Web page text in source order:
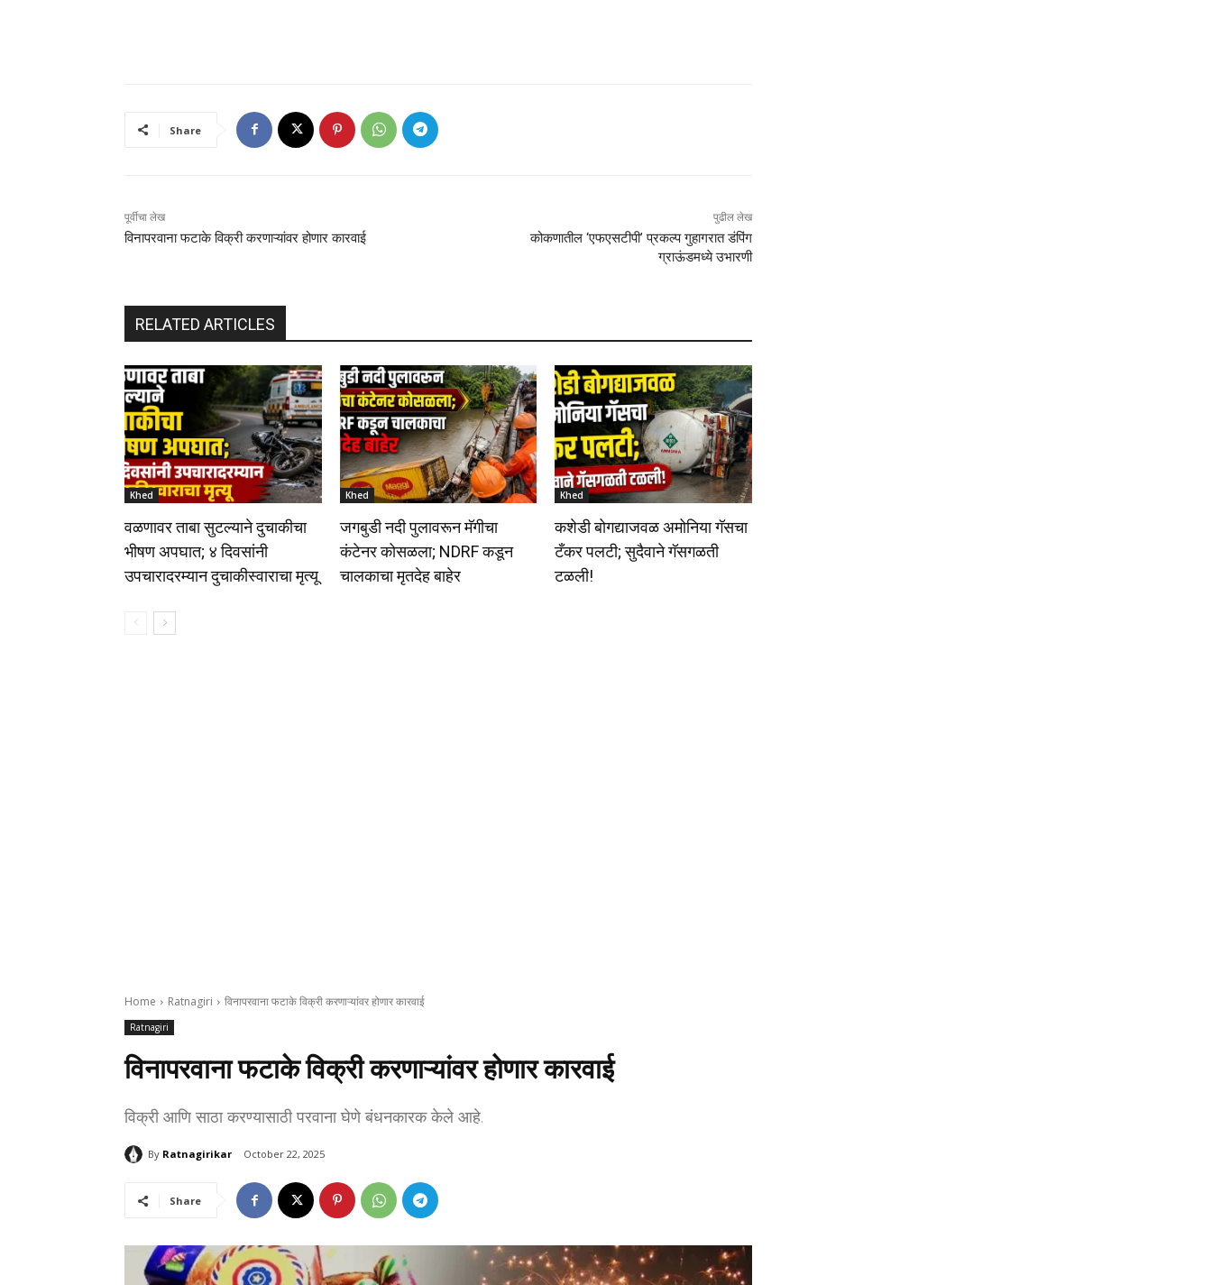
Share
पूर्वीचा लेख
विनापरवाना फटाके विक्री करणाऱ्यांवर होणार कारवाई
पुढील लेख
कोकणातील ‘एफएसटीपी’ प्रकल्प गुहागरात डंपिंग
ग्राऊंडमध्ये उभारणी
RELATED ARTICLES
Khed
वळणावर ताबा सुटल्याने दुचाकीचा
भीषण अपघात; ४ दिवसांनी
उपचारादरम्यान दुचाकीस्वाराचा मृत्यू
Khed
जगबुडी नदी पुलावरून मॅगीचा
कंटेनर कोसळला; NDRF कडून
चालकाचा मृतदेह बाहेर
Khed
कशेडी बोगद्याजवळ अमोनिया गॅसचा
टँकर पलटी; सुदैवाने गॅसगळती
टळली!